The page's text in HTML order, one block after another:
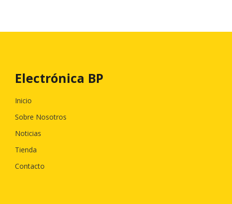
Electrónica BP
Inicio
Sobre Nosotros
Noticias
Tienda
Contacto